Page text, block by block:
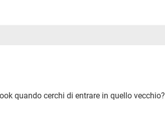
quando cerchi di entrare in quello vecchio?